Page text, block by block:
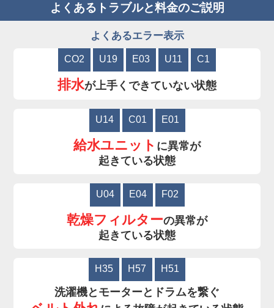
よくあるトラブルと料金のご説明
よくあるエラー表示
CO2 U19 E03 U11 C1
排水が上手くできていない状態
U14 C01 E01
給水ユニット に異常が
起きている状態
U04 E04 F02
乾燥フィルターの異常が
起きている状態
H35 H57 H51
洗濯機とモーターとドラムを繋ぐ